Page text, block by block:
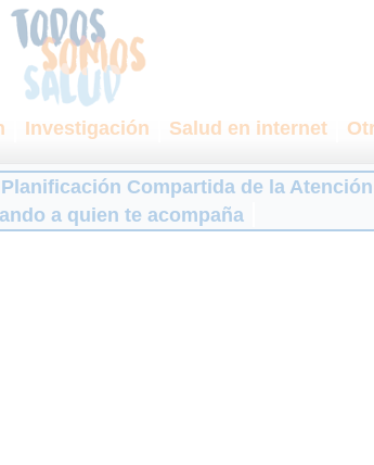
Investigación Salud en internet
Planificación Compartida de la Atención
a quien te acompaña